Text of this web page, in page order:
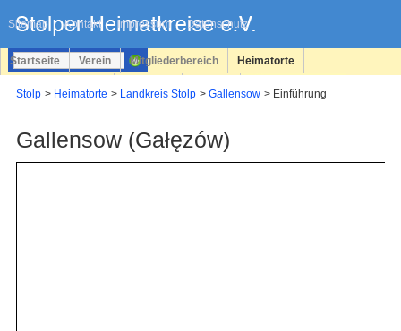
Sitemap Kontakt Impressum Datenschutz
überspringen
Startseite Verein Mitgliederbereich Heimatorte
Stolp Heimatorte Landkreis Stolp Gallensow Einführung
Gallensow (Gałęzów)